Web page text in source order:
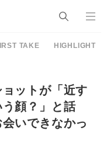
TAKE HIGHLIGHT
ットが「近す
顔？」と話
いできなかっ